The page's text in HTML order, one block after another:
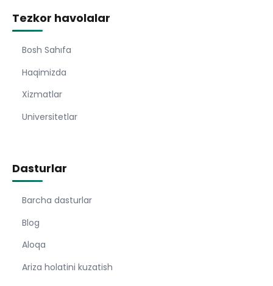
Tezkor havolalar
Bosh Sahıfa
Haqimizda
Xizmatlar
Universitetlar
Dasturlar
Barcha dasturlar
Blog
Aloqa
Ariza holatini kuzatish